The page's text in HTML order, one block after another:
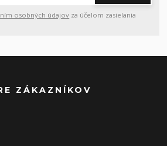
osobných údajov za účelom zasielania
ZÁKAZNÍKOV